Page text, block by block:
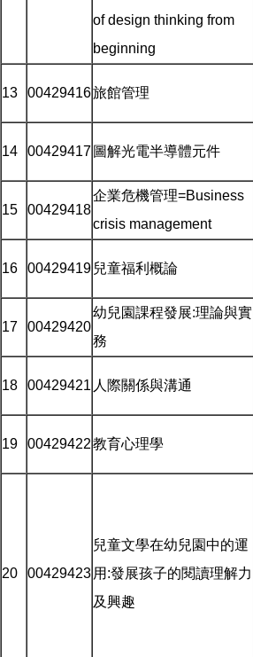
of design thinking from
beginning
13 00429416旅館管理
14 00429417 圖解光電半導體元件
15 00429418
企業危機管理=Business
crisis management
16 00429419 兒童福利概論
17 00429420
幼兒園課程發展:理論與實
務
18 00429421 人際關係與溝通
19 00429422教育心理學
20 00429423
兒童文學在幼兒園中的運
用:發展孩子的閱讀理解力
及興趣